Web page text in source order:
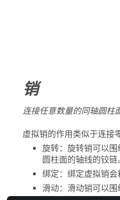
销
连接任意数量的同轴圆柱
虚拟销的作用类似于连接
旋转：旋转销可以
圆柱面的轴线的铰链。
绑定：绑定虚拟销会
滑动：滑动销可以